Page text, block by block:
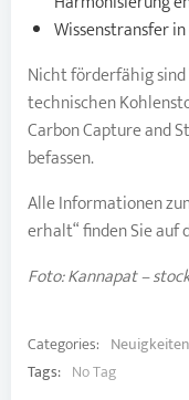
Wissenstransfer
Nicht förderfähig
technischen
Carbon Capture and
befassen.
Alle Informationen
erhalt“ finden Sie auf
Foto: Kannapat –
Categories: Neuigkeiten
Tags: No Tag